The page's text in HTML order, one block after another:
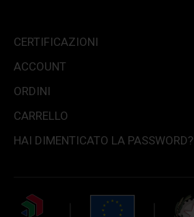
CERTIFICAZIONI
ACCOUNT
ORDINI
CARRELLO
HAI DIMENTICATO LA PASSWORD?